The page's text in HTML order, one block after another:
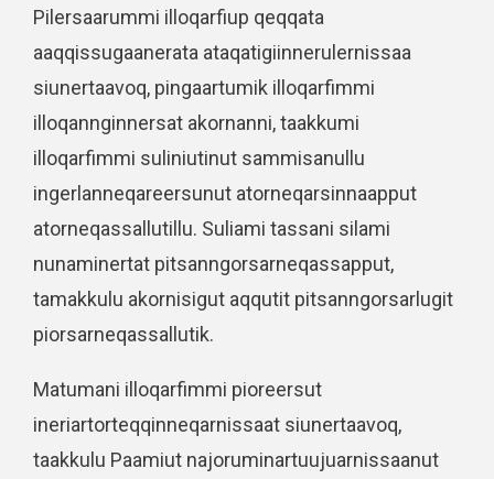
Pilersaarummi illoqarfiup qeqqata
aaqqissugaanerata ataqatigiinnerulernissaa
siunertaavoq, pingaartumik illoqarfimmi
illoqannginnersat akornanni, taakkumi
illoqarfimmi suliniutinut sammisanullu
ingerlanneqareersunut atorneqarsinnaapput
atorneqassallutillu. Suliami tassani silami
nunaminertat pitsanngorsarneqassapput,
tamakkulu akornisigut aqqutit pitsanngorsarlugit
piorsarneqassallutik.
Matumani illoqarfimmi pioreersut
ineriartorteqqinneqarnissaat siunertaavoq,
taakkulu Paamiut najoruminartuujuarnissaanut